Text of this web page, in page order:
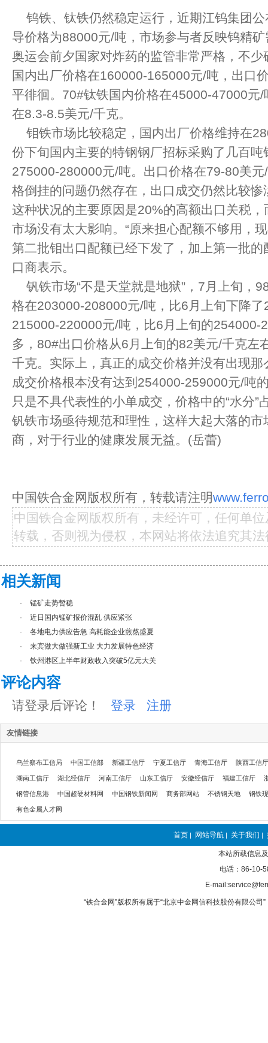
钨铁、钛铁仍然稳定运行，近期江钨集团
导价格为88000元/吨，市场参与者反映钨精
奥运会前夕国家对炸药的监管非常严格，不
国内出厂价格在160000-165000元/吨，出口
平徘徊。70#钛铁国内价格在45000-47000元
在8.3-8.5美元/千克。
钼铁市场比较稳定，国内出厂价格维持在
份下旬国内主要的特钢钢厂招标采购了几百
275000-280000元/吨。出口价格在79-80美
格倒挂的问题仍然存在，出口成交仍然比较
这种状况的主要原因是20%的高额出口关税
市场没有太大影响。“原来担心配额不够用，
第二批钼出口配额已经下发了，加上第一批的
口商表示。
钒铁市场“不是天堂就是地狱”，7月上旬，
格在203000-208000元/吨，比6月上旬下降
215000-220000元/吨，比6月上旬的254000-
多，80#出口价格从6月上旬的82美元/千克左
千克。实际上，真正的成交价格并没有出现
成交价格根本没有达到254000-259000元/吨
只是不具代表性的小单成交，价格中的“水分”
钒铁市场亟待规范和理性，这样大起大落的
商，对于行业的健康发展无益。(岳蕾)
中国铁合金网版权所有，转载请注明
中国铁合金网版权所有，未经许可，任何单
转载，否则视为侵权，本网站将依法追究其
相关新闻
·
锰矿走势暂稳
·
近日国内锰矿报价混乱 供应紧张
·
各地电力供应告急 高耗能企业煎熬盛夏
·
来宾做大做强新工业 大力发展特色经济
·
钦州港区上半年财政收入突破5亿元大关
评论内容
请登录后评论！ 登录 注册
友情链接
乌兰察布工信局 中国工信部 新疆工信厅 宁夏工信厅 青海工信厅 陕西工信厅
湖南工信厅 湖北经信厅 河南工信厅 山东工信厅 安徽经信厅 福建工信厅
钢管信息港 中国超硬材料网 中国钢铁新闻网 商务部网站 不锈钢天地 钢铁
有色金属人才网
首页 | 网站导航 | 关于我们 |
本站所载信息
电话：86-10-
E-
“铁合金网”版权所有属于“北京中金网信科技股份有限公司